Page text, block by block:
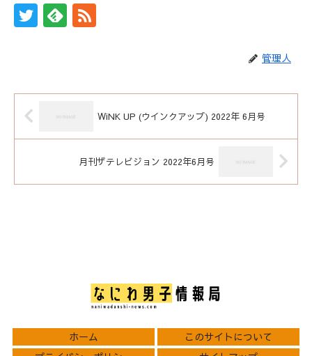
管理人
WiNK UP (ウインクアップ) 2022年 6月号
月刊ザテレビジョン 2022年6月号
ホーム
このサイトについて